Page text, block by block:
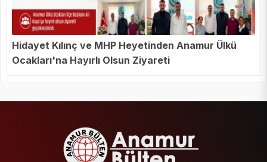
Hidayet Kılınç ve MHP Heyetinden Anamur Ülkü
Ocakları'na Hayırlı Olsun Ziyareti